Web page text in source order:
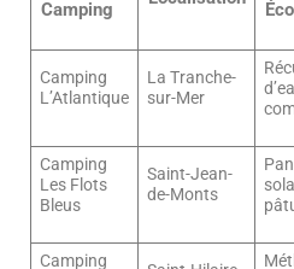
Camping
Camping
L’Atlantique
La Tranche-
sur-Mer
Camping
Les Flots
Bleus
Saint-Jean-
de-Monts
Camping